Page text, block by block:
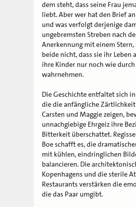
dem steht, dass seine Frau
liebt. Aber wer hat den Brief
und was verfolgt derjenige
ungebremsten Streben nach
Anerkennung mit einem Stern,
beide nicht, dass sie ihr Leben
ihre Kinder nur noch wie
wahrnehmen.
Die Geschichte entfaltet sich
die die anfängliche
Carsten und Maggie zeigen,
unnachgiebige Ehrgeiz ihre
Bitterkeit überschattet.
Boe schafft es, die
mit kühlen, eindringlichen
balancieren. Die
Kopenhagens und die sterile
Restaurants verstärken die
die das Paar umgibt.